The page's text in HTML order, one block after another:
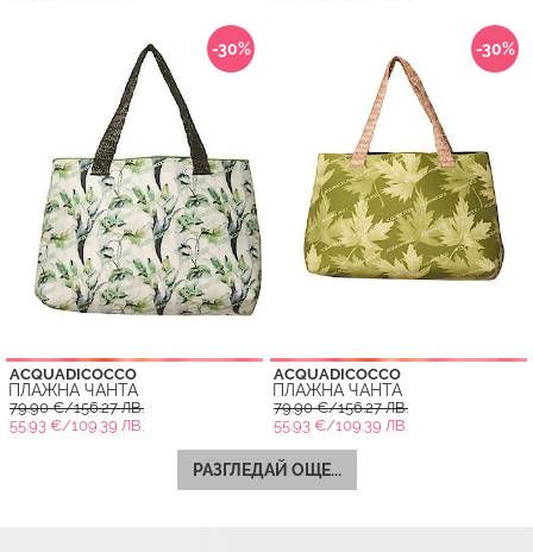
-30%
ACQUADICOCCO
ПЛАЖНА ЧАНТА
79.90 €/156.27 ЛВ.
55.93 €/109.39 ЛВ.
-30%
ACQUADICOCCO
ПЛАЖНА ЧАНТА
79.90 €/156.27 ЛВ.
55.93 €/109.39 ЛВ.
РАЗГЛЕДАЙ ОЩЕ...